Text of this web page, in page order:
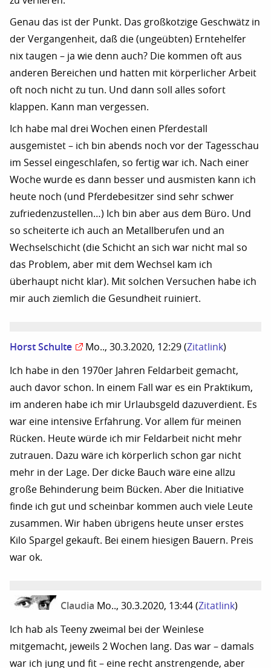
Genau das ist der Punkt. Das großkotzige Geschwätz in
der Vergangenheit, daß die (ungeübten) Erntehelfer
nix taugen – ja wie denn auch? Die kommen oft aus
anderen Bereichen und hatten mit körperlicher Arbeit
oft noch nicht zu tun. Und dann soll alles sofort
klappen. Kann man vergessen.
Ich habe mal drei Wochen einen Pferdestall
ausgemistet – ich bin abends noch vor der Tagesschau
im Sessel eingeschlafen, so fertig war ich. Nach einer
Woche wurde es dann besser und ausmisten kann ich
heute noch (und Pferdebesitzer sind sehr schwer
zufriedenzustellen…) Ich bin aber aus dem Büro. Und
so scheiterte ich auch an Metallberufen und an
Wechselschicht (die Schicht an sich war nicht mal so
das Problem, aber mit dem Wechsel kam ich
überhaupt nicht klar). Mit solchen Versuchen habe ich
mir auch ziemlich die Gesundheit ruiniert.
Horst Schulte Mo.., 30.3.2020, 12:29 (Zitatlink)
Ich habe in den 1970er Jahren Feldarbeit gemacht,
auch davor schon. In einem Fall war es ein Praktikum,
im anderen habe ich mir Urlaubsgeld dazuverdient. Es
war eine intensive Erfahrung. Vor allem für meinen
Rücken. Heute würde ich mir Feldarbeit nicht mehr
zutrauen. Dazu wäre ich körperlich schon gar nicht
mehr in der Lage. Der dicke Bauch wäre eine allzu
große Behinderung beim Bücken. Aber die Initiative
finde ich gut und scheinbar kommen auch viele Leute
zusammen. Wir haben übrigens heute unser erstes
Kilo Spargel gekauft. Bei einem hiesigen Bauern. Preis
war ok.
Claudia Mo.., 30.3.2020, 13:44 (Zitatlink)
Ich hab als Teeny zweimal bei der Weinlese
mitgemacht, jeweils 2 Wochen lang. Das war – damals
war ich jung und fit – eine recht anstrengende, aber